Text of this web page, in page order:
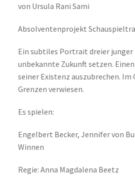
von Ursula Rani Sami
Absolventenprojekt
Ein subtiles Portrait dreier junger
unbekannte Zukunft setzen.
seiner Existenz auszubrechen.
Grenzen verwiesen.
Es spielen:
Engelbert Becker, Jennifer von
Winnen
Regie: Anna Magdalena Beetz